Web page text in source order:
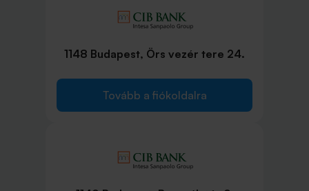
1148 Budapest, Örs vezér tere 24.
Tovább a fiókoldalra